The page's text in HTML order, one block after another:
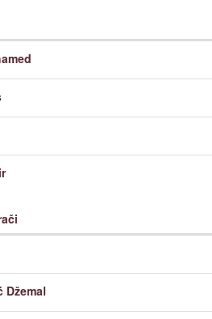
Džemal